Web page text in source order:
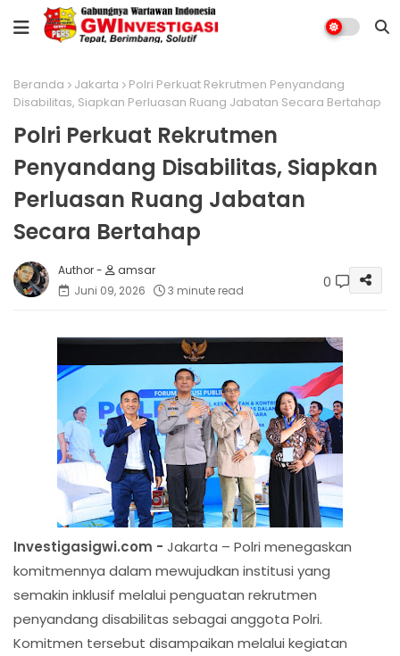
Beranda Jakarta
Polri Perkuat Rekrutmen Penyandang
Disabilitas, Siapkan Perluasan Ruang Jabatan Secara Bertahap
Polri Perkuat Rekrutmen
Penyandang Disabilitas, Siapkan
Perluasan Ruang Jabatan
Secara Bertahap
amsar
Juni 09, 2026
3 minute read 0
Investigasigwi.com - Jakarta – Polri menegaskan
komitmennya dalam mewujudkan institusi yang
semakin inklusif melalui penguatan rekrutmen
penyandang disabilitas sebagai anggota Polri.
Komitmen tersebut disampaikan melalui kegiatan